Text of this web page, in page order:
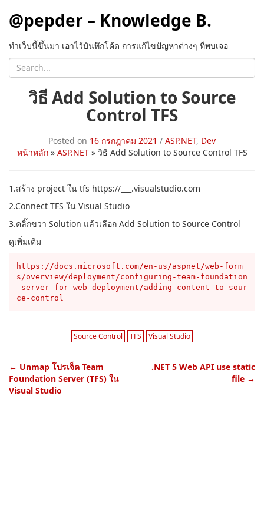
@pepder – Knowledge B.
ทำเว็บนี้ขึ้นมา เอาไว้บันทึกโค้ด การแก้ไขปัญหาต่างๆ ที่พบเจอ
วิธี Add Solution to Source
Control TFS
Posted on 16 กรกฎาคม 2021 / ASP.NET, Dev
หน้าหลัก» ASP.NET» วิธี Add Solution to Source Control TFS
1.สร้าง project ใน tfs https://___.visualstudio.com
2.Connect TFS ใน Visual Studio
3.คลิ๊กขวา Solution แล้วเลือก Add Solution to Source Control
ดูเพิ่มเติม
https://docs.microsoft.com/en-us/aspnet/web-form
s/overview/deployment/configuring-team-foundation
-server-for-web-deployment/adding-content-to-sour
ce-control
Source Control TFS Visual Studio
← Unmap โปรเจ็ค Team
Foundation Server (TFS) ใน
Visual Studio
.NET 5 Web API use static
file →